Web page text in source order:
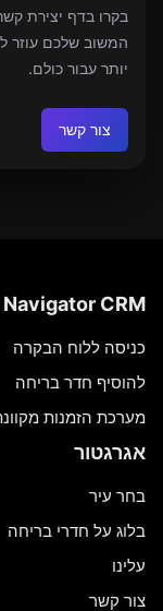
בקרו בדף יצירת
המשוב שלכם עוזר
יותר עבור כולם.
צור קשר
CRM
כניסה ללוח הבקרה
להוסיף חדר בריחה
מערכת הזמנות
אגרגטור
בחר עיר
בלוג על חדרי בריחה
עלינו
צור קשר